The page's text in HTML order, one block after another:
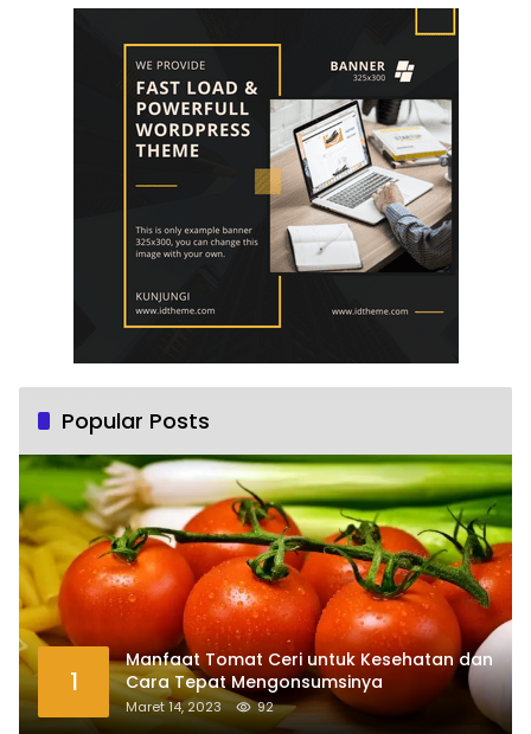
Popular Posts
1
Manfaat Tomat Ceri untuk Kesehatan dan
Cara Tepat Mengonsumsinya
Maret 14, 2023 92